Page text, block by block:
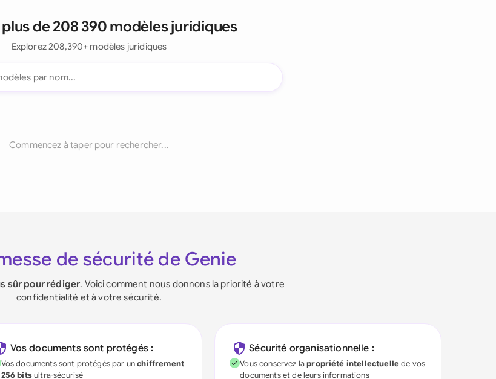
de 208 390 modèles juridiques
Explorez 208,390+ modèles juridiques
Commencez à taper pour rechercher...
de sécurité de Genie
sûr pour rédiger. Voici comment nous donnons la priorité à votre
confidentialité et à votre sécurité.
Vos documents sont protégés :
Vos documents sont protégés par unchiffrement
256 bitsultra-sécurisé
Sécurité organisationnelle :
Vous conservez lapropriété intellectuellede vos
documents et de leurs informations